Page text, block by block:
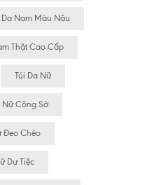
Da Nam Màu Nâu
Thật Cao Cấp
Túi Da Nữ
Nữ Công Sở
Đeo Chéo
Dự Tiệc